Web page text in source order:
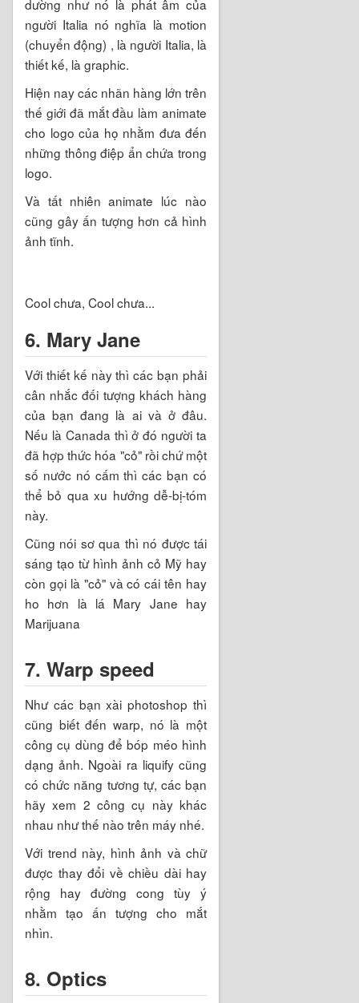
dường như nó là phát âm của
người Italia nó nghĩa là motion
(chuyển động) , là người Italia, là
thiết kế, là graphic.
Hiện nay các nhãn hàng lớn trên
thế giới đã mắt đầu làm animate
cho logo của họ nhằm đưa đến
những thông điệp ẩn chứa trong
logo.
Và tất nhiên animate lúc nào
cũng gây ấn tượng hơn cả hình
ảnh tĩnh.
Cool chưa, Cool chưa...
6. Mary Jane
Với thiết kế này thì các bạn phải
cân nhắc đối tượng khách hàng
của bạn đang là ai và ở đâu.
Nếu là Canada thì ở đó người ta
đã hợp thức hóa "cỏ" rồi chứ một
số nước nó cấm thì các bạn có
thể bỏ qua xu hướng dễ-bị-tóm
này.
Cũng nói sơ qua thì nó được tái
sáng tạo từ hình ảnh cỏ Mỹ hay
còn gọi là "cỏ" và có cái tên hay
ho hơn là lá Mary Jane hay
Marijuana
7. Warp speed
Như các bạn xài photoshop thì
cũng biết đến warp, nó là một
công cụ dùng để bóp méo hình
dạng ảnh. Ngoài ra liquify cũng
có chức năng tương tự, các bạn
hãy xem 2 công cụ này khác
nhau như thế nào trên máy nhé.
Với trend này, hình ảnh và chữ
được thay đổi về chiều dài hay
rộng hay đường cong tùy ý
nhằm tạo ấn tượng cho mắt
nhìn.
8. Optics